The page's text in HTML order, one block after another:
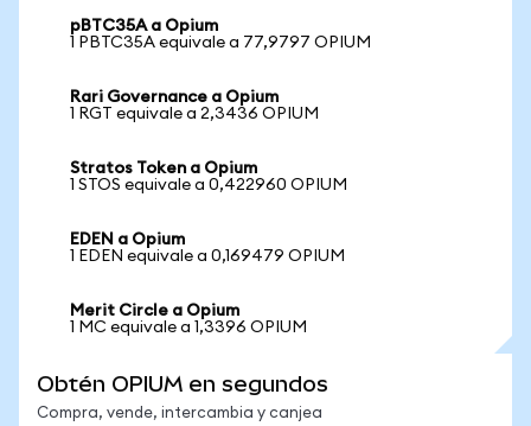
pBTC35A a Opium
1 PBTC35A equivale a 77,9797 OPIUM
Rari Governance a Opium
1 RGT equivale a 2,3436 OPIUM
Stratos Token a Opium
1 STOS equivale a 0,422960 OPIUM
EDEN a Opium
1 EDEN equivale a 0,169479 OPIUM
Merit Circle a Opium
1 MC equivale a 1,3396 OPIUM
Obtén OPIUM en segundos
Compra, vende, intercambia y canjea